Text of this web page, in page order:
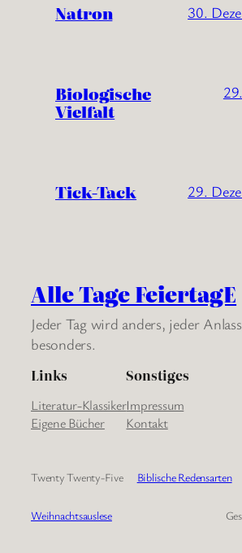
Natron 30.
Biologische
Vielfalt
Tick-Tack 29.
Alle Tage FeiertagE
Jeder Tag wird anders, jeder
besonders.
Links
Literatur-Klassiker
Eigene Bücher
Sonstiges
Impressum
Kontakt
Twenty Twenty-Five Biblische Redensarten
Weihnachtsauslese